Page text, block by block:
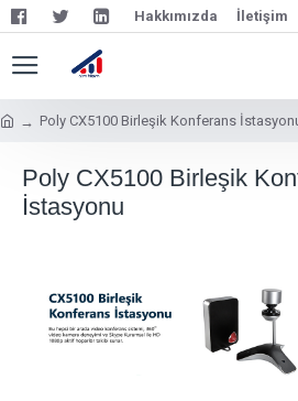
Hakkımızda İletişim
Poly CX5100 Birleşik Konferans
Poly CX5100 Birleşik
İstasyonu